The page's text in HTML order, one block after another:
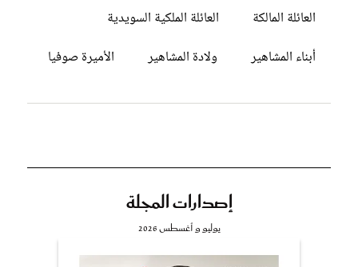
العائلة المالكة
العائلة الملكية السويدية
أبناء المشاهير
ولادة المشاهير الأميرة صوفيا
إصدارات المجلة
يوليو و أغسطس 2026